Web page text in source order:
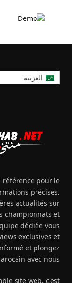
العربية
référence pour le
précises,
actualités sur
championnats et
dédiée vous
exclusives et
et plongez
avec nous.
site web, c'est